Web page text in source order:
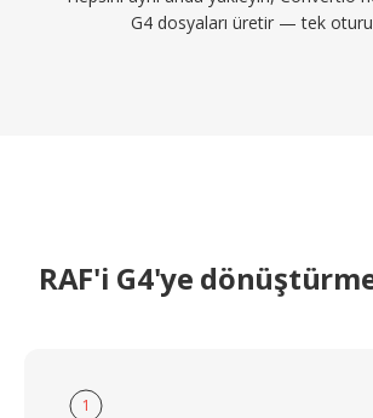
G4 dosyaları üretir — tek
RAF'i G4'ye
1